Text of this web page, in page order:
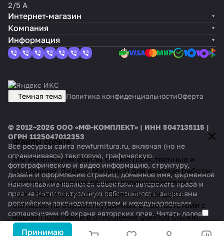
Файлы cookie
Мы используем файлы cookie (собственные и
сторонние: Яндекс.Метрика) для анализа работы
сайта и улучшения вашего взаимодействия с
ним. Нажимая кнопку «Принять», вы даете
согласие на обработку данных в соответствии с
нашейПолитикой в отношении файлов Cookie..
Принимаю
2/5 А
Интернет-магазин
Компания
Информация
Темная тема Политика конфиденциальностиОферта
© 2012–2026 ООО «МФ-КОМПЛЕКТ» | ИНН 5047135115 |
ОГРН 1125047012353
Все ресурсы сайта newfurnitura.ru, включая (но не
ограничиваясь) текстовую, графическую,
фотографическую и видео информацию, структуру,
дизайн и оформление страниц, доменное имя, фирменное
наименование являются объектами авторского права и
прав на интеллектуальную собственность, защищены
российским законодательством и международными
соглашениями об охране авторских прав. Читать далее